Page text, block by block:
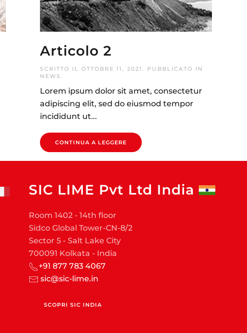
Articolo 2
SCRITTO IL OTTOBRE 11, 2021
. PUBBLICATO IN
NEWS
Lorem ipsum dolor sit amet, consectetur
adipiscing elit, sed do eiusmod tempor
incididunt ut...
CONTINUA A LEGGERE
SIC LIME Pvt Ltd India
Room 1402 - 14th floor
Sidco Global Tower-CN-8/2
Sector 5 - Salt Lake City
700091 Kolkata - India
+91 877 783 4067
sic@sic-lime.in
SCOPRI SIC INDIA